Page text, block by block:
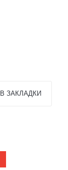
В ЗАКЛАДКИ